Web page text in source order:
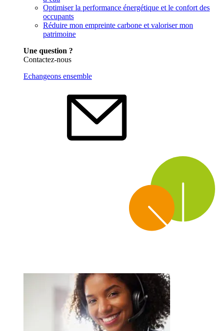
Optimiser la performance énergétique et le confort des
occupants
Réduire mon empreinte carbone et valoriser mon
patrimoine
Une question ?
Contactez-nous
Echangeons ensemble